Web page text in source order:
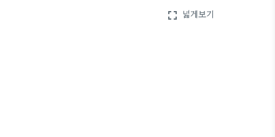
fullscreen 넓게보기